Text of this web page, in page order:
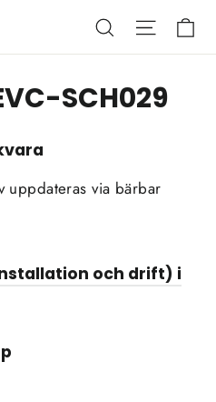
Sök
SCH029
uppdateras via bärbar
och drift) i